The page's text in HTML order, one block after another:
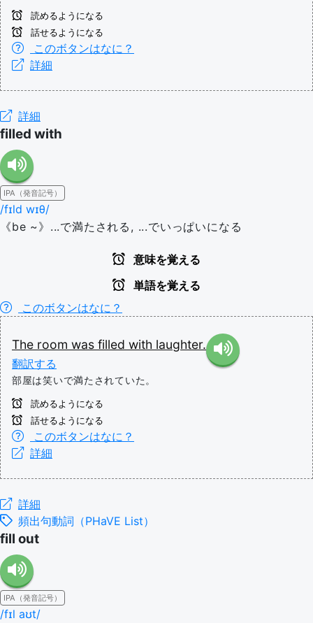
読めるようになる
話せるようになる
このボタンはなに？
詳細
詳細
filled with
IPA（発音記号）
/fɪld wɪθ/
《be ~》...で満たされる, ...でいっぱいになる
意味を覚える
単語を覚える
このボタンはなに？
The room was filled with laughter.
翻訳する
部屋は笑いで満たされていた。
読めるようになる
話せるようになる
このボタンはなに？
詳細
詳細
頻出句動詞（PHaVE List）
fill out
IPA（発音記号）
/fɪl aʊt/